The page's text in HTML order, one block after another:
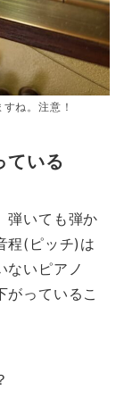
ね。注意！
ている
弾いても弾か
程(ピッチ)は
ないピアノ
がっているこ